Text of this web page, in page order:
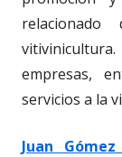
empresas,
servicios a la
Juan